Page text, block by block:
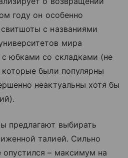
году он особенно
с названиями
мира
с юбками со складками (не
были популярны
неактуальны хотя бы
предлагают выбирать
талией. Сильно
– максимум на